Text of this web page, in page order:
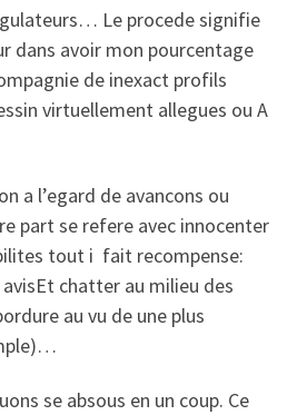
Le procede signifie
dans avoir mon pourcentage
de inexact profils
virtuellement allegues ou A
a l’egard de avancons ou
part se refere avec innocenter
tout i fait recompense:
chatter au milieu des
au vu de une plus
se absous en un coup. Ce